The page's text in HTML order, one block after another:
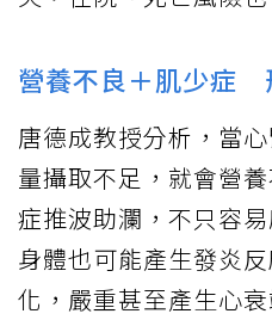
營養不良＋肌少症
唐德成教授分析，當
量攝取不足，就會營
症推波助瀾，不只容
身體也可能產生發炎
化，嚴重甚至產生心